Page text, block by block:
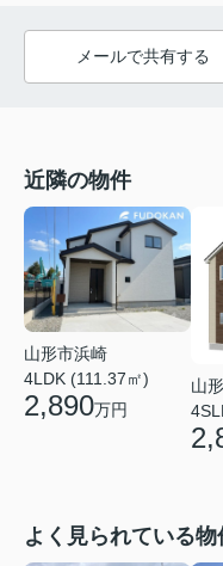
メールで共有する
近隣の物件
山形市浜崎
4LDK (111.37㎡)
2,890万円
山
よく見られている物